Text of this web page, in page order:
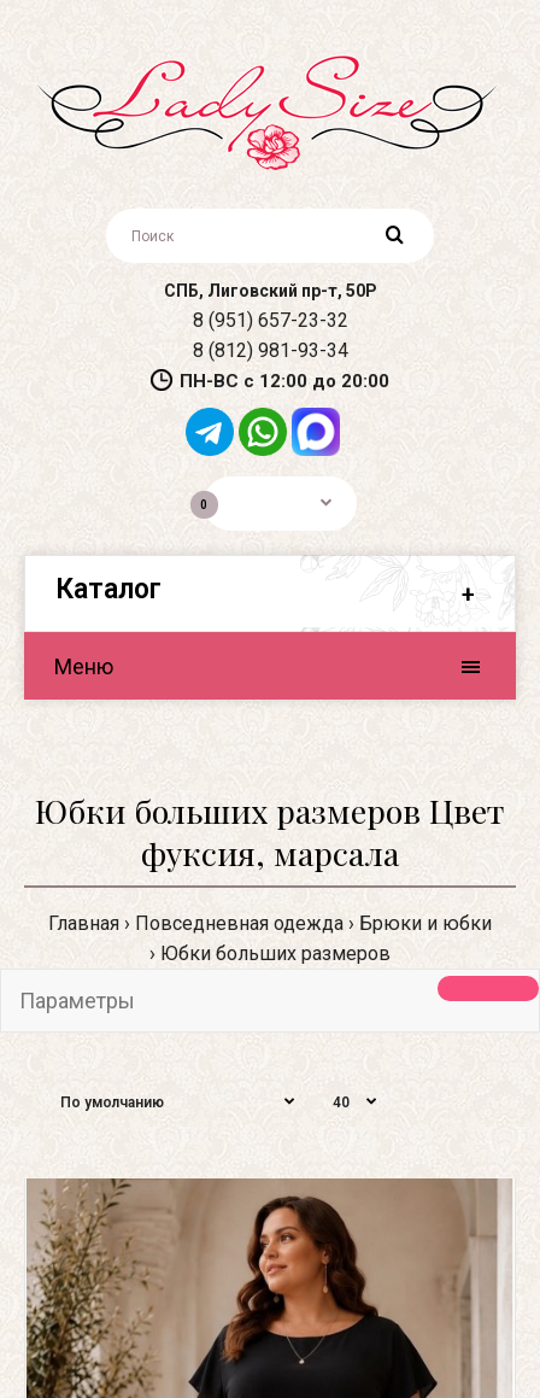
СПБ, Лиговский пр-т, 50Р
8 (951) 657-23-32
8 (812) 981-93-34
ПН-ВС с 12:00 до 20:00
0
Каталог
Меню
Юбки больших размеров Цвет
фуксия, марсала
Главная Повседневная одежда
Брюки и юбки
Юбки больших размеров
Параметры